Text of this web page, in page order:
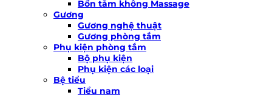
Bồn tắm không Massage
Gương
Gương nghệ thuật
Gương phòng tắm
Phụ kiện phòng tắm
Bộ phụ kiện
Phụ kiện các loại
Bệ tiểu
Tiểu nam